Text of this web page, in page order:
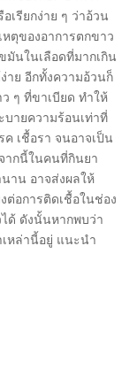
เรียกง่าย ๆ ว่าอ้วน
ตุของอาการตกขาว
มันในเลือดที่มากเกิน
าย อีกทั้งความอ้วนก็
ๆ ที่ขาเบียด ทำให้
บายความร้อนเท่าที่
เชื้อรา จนอาจเป็น
ากนี้ในคนที่กินยา
าน อาจส่งผลให้
ต่อการติดเชื้อในช่อง
ด้ ดังนั้นหากพบว่า
เหล่านี้อยู่ แนะนำ